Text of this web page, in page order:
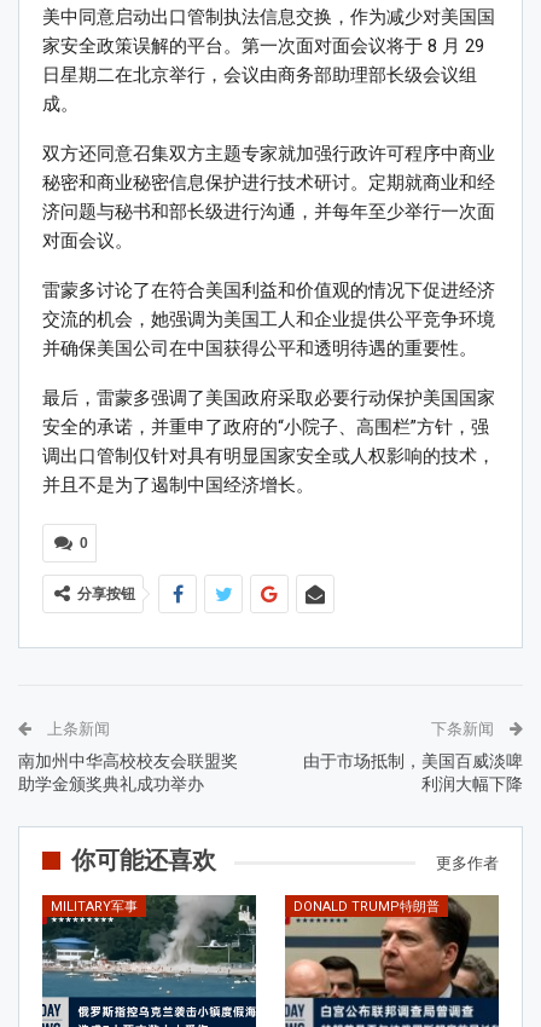
美中同意启动出口管制执法信息交换，作为减少对美国国
家安全政策误解的平台。第一次面对面会议将于 8 月 29
日星期二在北京举行，会议由商务部助理部长级会议组
成。
双方还同意召集双方主题专家就加强行政许可程序中商业
秘密和商业秘密信息保护进行技术研讨。定期就商业和经
济问题与秘书和部长级进行沟通，并每年至少举行一次面
对面会议。
雷蒙多讨论了在符合美国利益和价值观的情况下促进经济
交流的机会，她强调为美国工人和企业提供公平竞争环境
并确保美国公司在中国获得公平和透明待遇的重要性。
最后，雷蒙多强调了美国政府采取必要行动保护美国国家
安全的承诺，并重申了政府的“小院子、高围栏”方针，强
调出口管制仅针对具有明显国家安全或人权影响的技术，
并且不是为了遏制中国经济增长。
0
分享按钮
上条新闻
南加州中华高校校友会联盟奖
助学金颁奖典礼成功举办
下条新闻
由于市场抵制，美国百威淡啤
利润大幅下降
你可能还喜欢 更多作者
MILITARY军事 DONALD TRUMP特朗普